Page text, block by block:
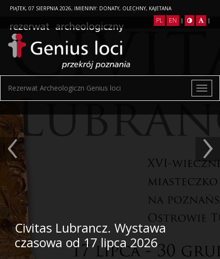
PIĄTEK, 07 SIERPNIA 2026, IMIENINY: DONATY, OLECHNY, KAJETANA
PL EN | |
Rezerwat Archeologiczn Genius loci
Civitas Lubrancz. Wystawa
czasowa od 17 lipca 2026
‹ ›